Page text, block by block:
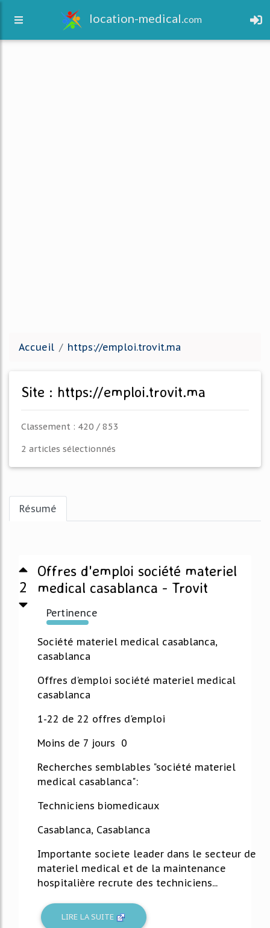
location-medical.com
Accueil https://emploi.trovit.ma
Site : https://emploi.trovit.ma
Classement : 420 / 853
2 articles sélectionnés
Résumé
2
Offres d'emploi société materiel
medical casablanca - Trovit
Pertinence
2446%
Société materiel medical casablanca,
casablanca
Offres d'emploi société materiel medical
casablanca
1-22 de 22 offres d'emploi
Moins de 7 jours 0
Recherches semblables "société materiel
medical casablanca":
Techniciens biomedicaux
Casablanca, Casablanca
Importante societe leader dans le secteur de
materiel medical et de la maintenance
hospitalière recrute des techniciens...
LIRE LA SUITE